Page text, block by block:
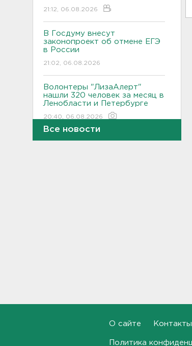
21:12, 06.08.2026
В Госдуму внесут
законопроект об отмене ЕГЭ
в России
21:02, 06.08.2026
Волонтеры "ЛизаАлерт"
нашли 320 человек за месяц в
Ленобласти и Петербурге
20:40, 06.08.2026
Стало известно, во сколько
Все новости
О сайте Контакты
Политика